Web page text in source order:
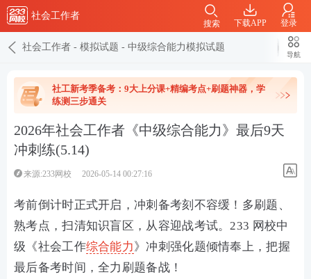
社会工作者
下载APP 登录
搜索
社会工作者 - 模拟试题 - 中级综合能力模拟试题
导航
社工新考季备考：9大上分课+精编考点+刷题神器，学
练测三步通关
2026年社会工作者《中级综合能力》最后9天
冲刺练(5.14)
来源:233网校 2026-05-14 00:27:16
考前倒计时正式开启，冲刺备考刻不容缓！多刷题、
熟考点，扫清知识盲区，从容迎战考试。233 网校中
级《社会工作综合能力》冲刺强化题倾情奉上，把握
最后备考时间，全力刷题备战！